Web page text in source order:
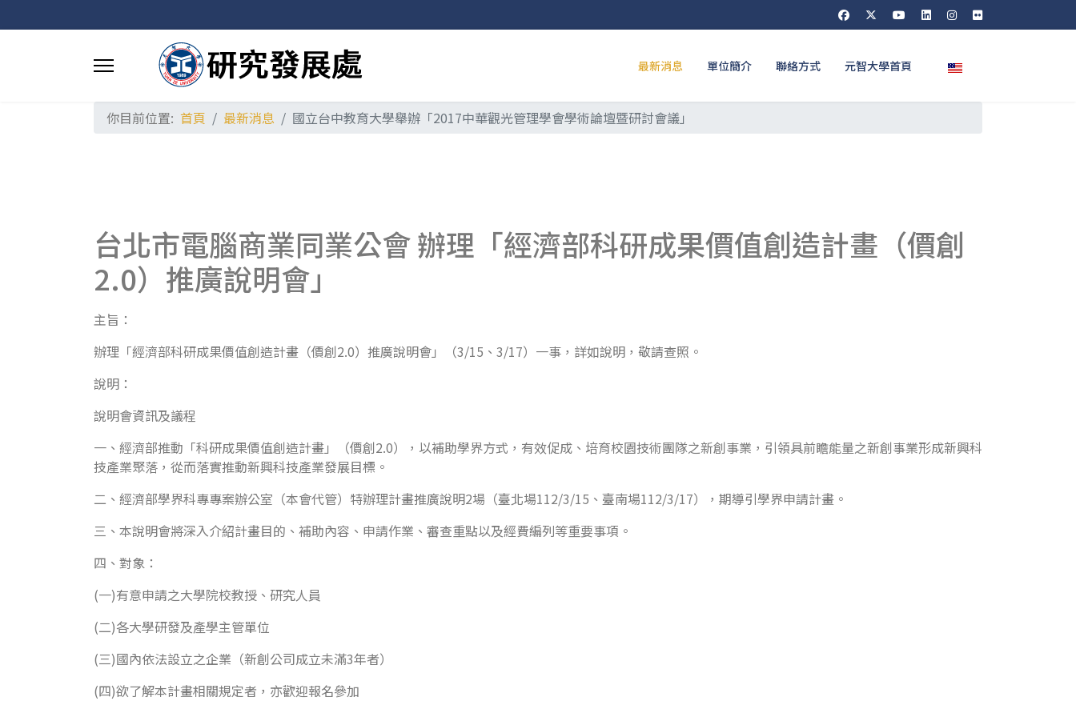
最新消息 單位簡介 聯絡方式 元智大學首頁 選擇你的語言
你目前位置: 首頁 最新消息 國立台中教育大學舉辦「2017中華觀光管理學會學術論壇暨研討會議」
台北市電腦商業同業公會 辦理「經濟部科研成果價值創造計畫（價創
2.0）推廣說明會」
主旨：
辦理「經濟部科研成果價值創造計畫（價創2.0）推廣說明會」（3/15、3/17）一事，詳如說明，敬請查照。
說明：
說明會資訊及議程
一、經濟部推動「科研成果價值創造計畫」（價創2.0），以補助學界方式，有效促成、培育校園技術團隊之新創事業，引領具前瞻能量之新創事業形成新興科
技產業聚落，從而落實推動新興科技產業發展目標。
二、經濟部學界科專專案辦公室（本會代管）特辦理計畫推廣說明2場（臺北場112/3/15、臺南場112/3/17），期導引學界申請計畫。
三、本說明會將深入介紹計畫目的、補助內容、申請作業、審查重點以及經費編列等重要事項。
四、對象：
(一)有意申請之大學院校教授、研究人員
(二)各大學研發及產學主管單位
(三)國內依法設立之企業（新創公司成立未滿3年者）
(四)欲了解本計畫相關規定者，亦歡迎報名參加